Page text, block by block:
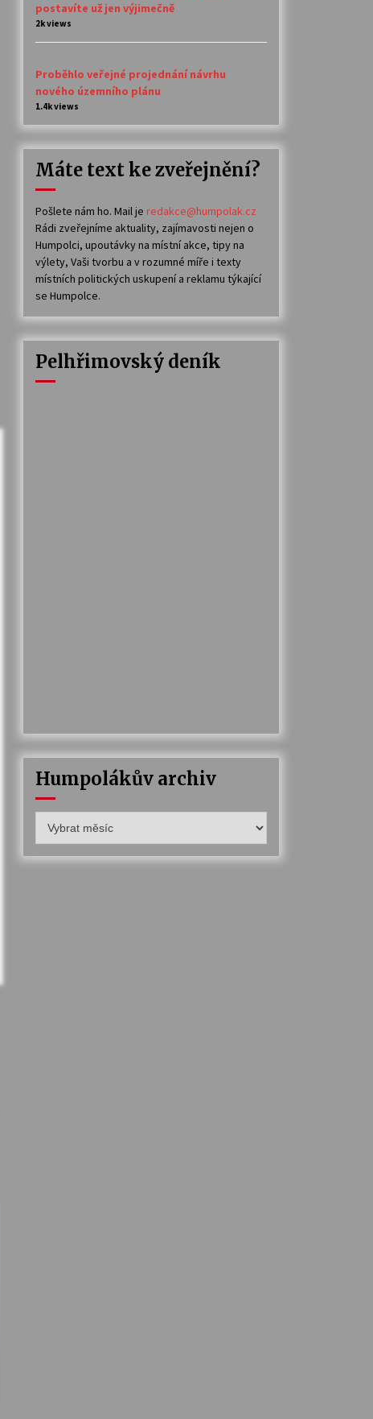
postavíte už jen výjimečně
2k views
Proběhlo veřejné projednání návrhu
nového územního plánu
1.4k views
Máte text ke zveřejnění?
Pošlete nám ho. Mail je redakce@humpolak.cz
Rádi zveřejníme aktuality, zajímavosti nejen o
Humpolci, upoutávky na místní akce, tipy na
výlety, Vaši tvorbu a v rozumné míře i texty
místních politických uskupení a reklamu týkající
se Humpolce.
Pelhřimovský deník
Humpolákův archiv
archiv